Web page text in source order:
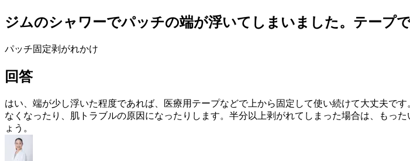
ジムのシャワーでパッチの端が浮いてしまいました。テープ
パッチ固定剥がれかけ
回答
はい、端が少し浮いた程度であれば、医療用テープなどで上から固定して使い続けて大丈夫で
なくなったり、肌トラブルの原因になったりします。半分以上剥がれてしまった場合は、もっ
ょう。